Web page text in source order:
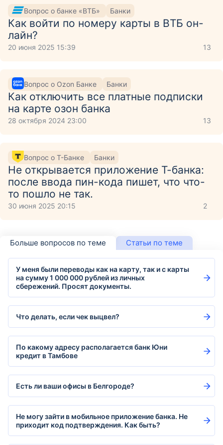
Вопрос о банке «ВТБ» Банки
Как войти по номеру карты в ВТБ он-
лайн?
20 июня 2025 15:39 13
Вопрос о Ozon Банке Банки
Как отключить все платные подписки
на карте озон банка
28 октября 2024 23:00 13
Вопрос о Т-Банке Банки
Не открывается приложение Т-банка:
после ввода пин-кода пишет, что что-
то пошло не так.
30 июня 2025 20:15 2
Больше вопросов по теме Статьи по теме
У меня были переводы как на карту, так и с карты
на сумму 1 000 000 рублей из личных
сбережений. Просят документы.
Что делать, если чек выцвел?
По какому адресу располагается банк Юни
кредит в Тамбове
Есть ли ваши офисы в Белгороде?
Не могу зайти в мобильное приложение банка. Не
приходит код подтверждения. Как быть?